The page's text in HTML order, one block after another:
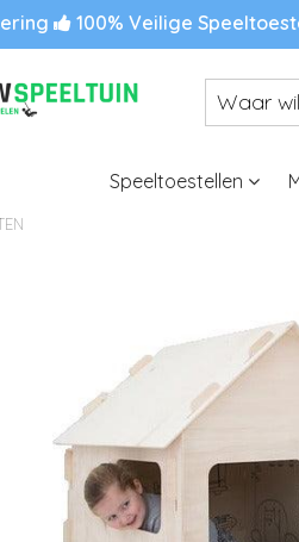
100% Veilige
Speeltoestellen